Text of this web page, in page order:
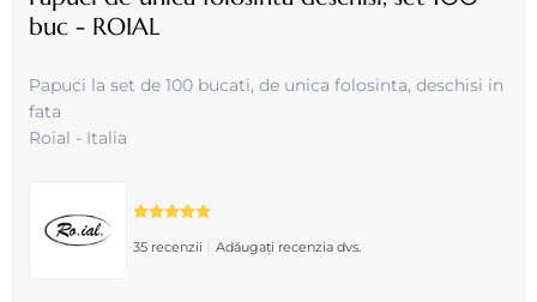
buc - ROIAL
Papuci la set de 100 bucati, de unica folosinta, deschisi in
fata
Roial - Italia
35 recenzii Adăugați recenzia dvs.